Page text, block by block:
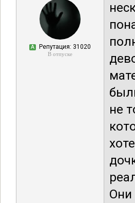
А Репутация: 31020
В отпуске
не
Они